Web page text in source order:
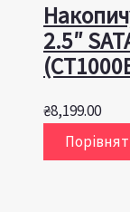
2.5″
₴8,199.00